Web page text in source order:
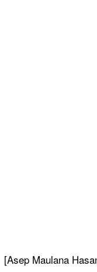
[Asep Maulana